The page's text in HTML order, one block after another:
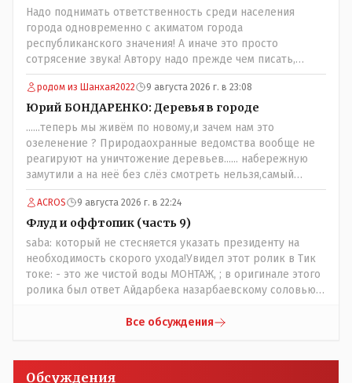
Надо поднимать ответственность среди населения
города одновременно с акиматом города
республиканского значения! А иначе это просто
сотрясение звука! Автору надо прежде чем писать,
необходимо самому обратиться в ЖКХ акимата и
разобраться прежде чем своей статьей провоцировать
население города!
родом из Шанхая2022 9 августа 2026 г. в 23:08
Юрий БОНДАРЕНКО: Деревья в городе
......теперь мы живём по новому,и зачем нам это
озеленение ? Природаохранные ведомства вообще не
реагируют на уничтожение деревьев...... набережную
замутили а на неё без слёз смотреть нельзя,самый
наивысший уровень рукопопства наших
строителей"специалистов",как исторические здания
сносить пожалуйста ,а как на века построить слабо.....Вы
вот господин Бондаренко большой учёный прошлись
бы по историческим постройкам сколько было
ликвидировано в советское время и в наше.......
ACROS 9 августа 2026 г. в 22:24
Флуд и оффтопик (часть 9)
saba: который не стесняется указать президенту на
необходимость скорого ухода!Увидел этот ролик в Тик
токе: - это же чистой воды МОНТАЖ, ; в оригинале этого
ролика был ответ Айдарбека назарбаевскому соловью
просто напросто - КЛОУНЫ или МАРИОНЕТКИ власти и
видимость ИНТРИГИ выборов, его как бы и якобы
Все обсуждения
Обсуждения